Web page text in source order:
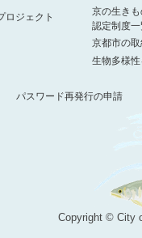
ロジェクト
京の生き
認定制度一
京都市の取
生物多様
パスワード再発行の申請
Copyright © City